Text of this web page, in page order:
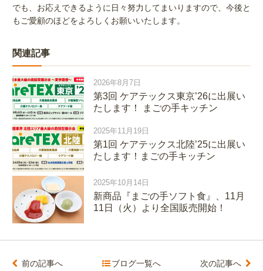
でも、お応えできるように日々努力してまいりますので、今後と
もご愛顧のほどをよろしくお願いいたします。
関連記事
2026年8月7日
第3回 ケアテックス東京’26に出展い
たします！ まごの手キッチン
2025年11月19日
第1回 ケアテックス北陸’25に出展い
たします！まごの手キッチン
2025年10月14日
新商品『まごの手ソフト食』、11月
11日（火）より全国販売開始！
前の記事へ ブログ一覧へ 次の記事へ